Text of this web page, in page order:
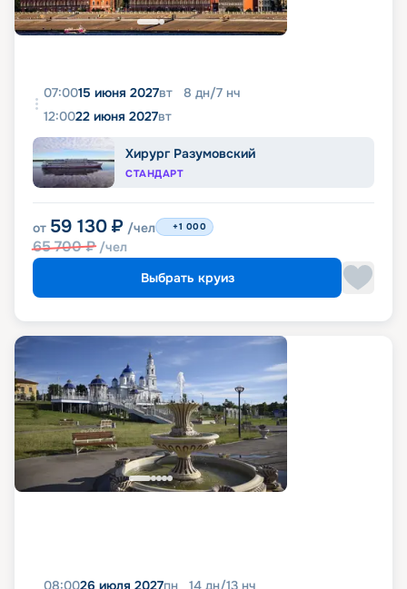
07:0015 июня 2027вт 8 дн/7 нч
12:0022 июня 2027вт
Хирург Разумовский
СТАНДАРТ
от 59 130 ₽ /чел
65 700₽ /чел
+1 000
Выбрать круиз
08:0026 июля 2027пн 14 дн/13 нч